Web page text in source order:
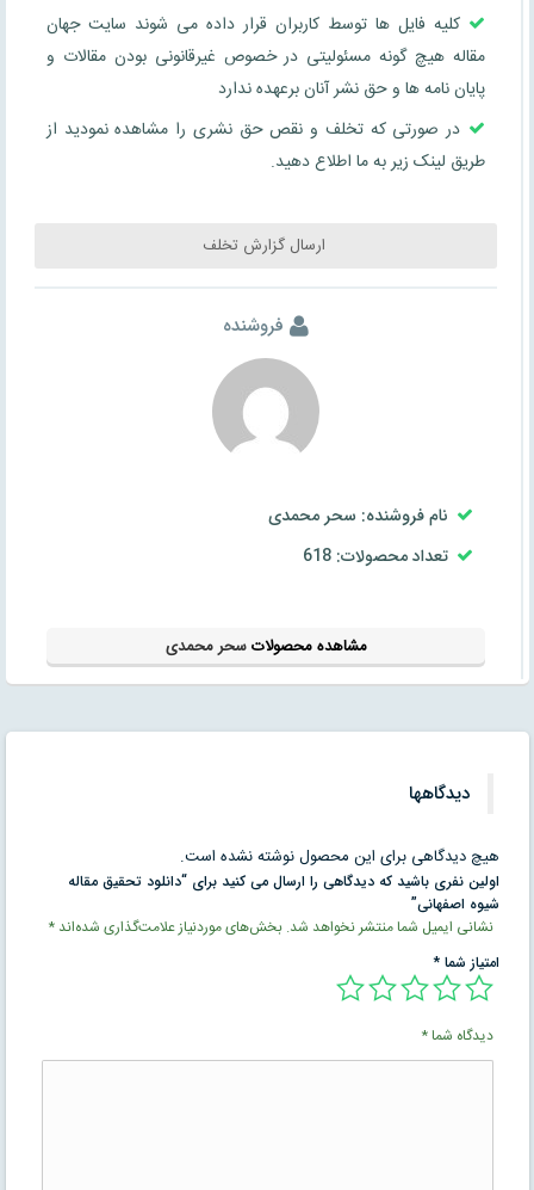
کلیه فایل ها توسط کاربران قرار داده می شوند سایت جهان
مقاله هیچ گونه مسئولیتی در خصوص غیرقانونی بودن مقالات و
پایان نامه ها و حق نشر آنان برعهده ندارد
در صورتی که تخلف و نقص حق نشری را مشاهده نمودید از
طریق لینک زیر به ما اطلاع دهید.
ارسال گزارش تخلف
فروشنده
نام فروشنده: سحر محمدی
تعداد محصولات: 618
مشاهده محصولاتسحر محمدی
دیدگاهها
هیچ دیدگاهی برای این محصول نوشته نشده است.
اولین نفری باشید که دیدگاهی را ارسال می کنید برای “دانلود تحقیق مقاله
شیوه اصفهانی”
نشانی ایمیل شما منتشر نخواهد شد. بخش‌های موردنیاز علامت‌گذاری شده‌اند*
امتیاز شما*
دیدگاه شما*